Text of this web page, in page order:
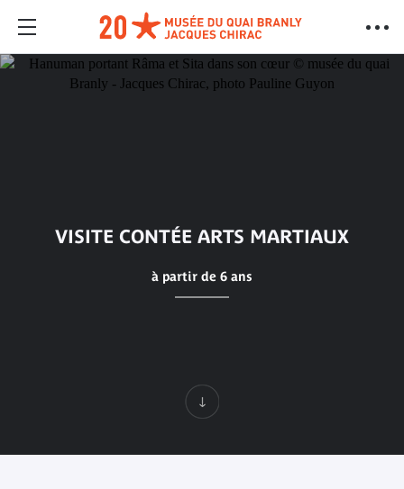
VISITE CONTÉE ARTS MARTIAUX
à partir de 6 ans